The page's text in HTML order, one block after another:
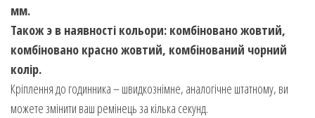
мм.
Також э в наявності кольори: комбіновано жовтий,
комбіновано красно жовтий, комбінований чорний
колір.
Кріплення до годинника – швидкознімне, аналогічне штатному, ви
можете змінити ваш ремінець за кілька секунд.